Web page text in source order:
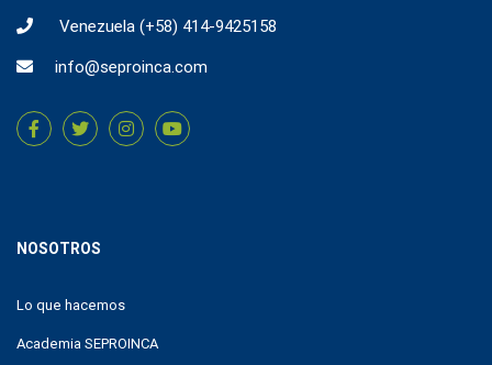
Venezuela (+58) 414-9425158
info@seproinca.com
NOSOTROS
Lo que hacemos
Academia SEPROINCA